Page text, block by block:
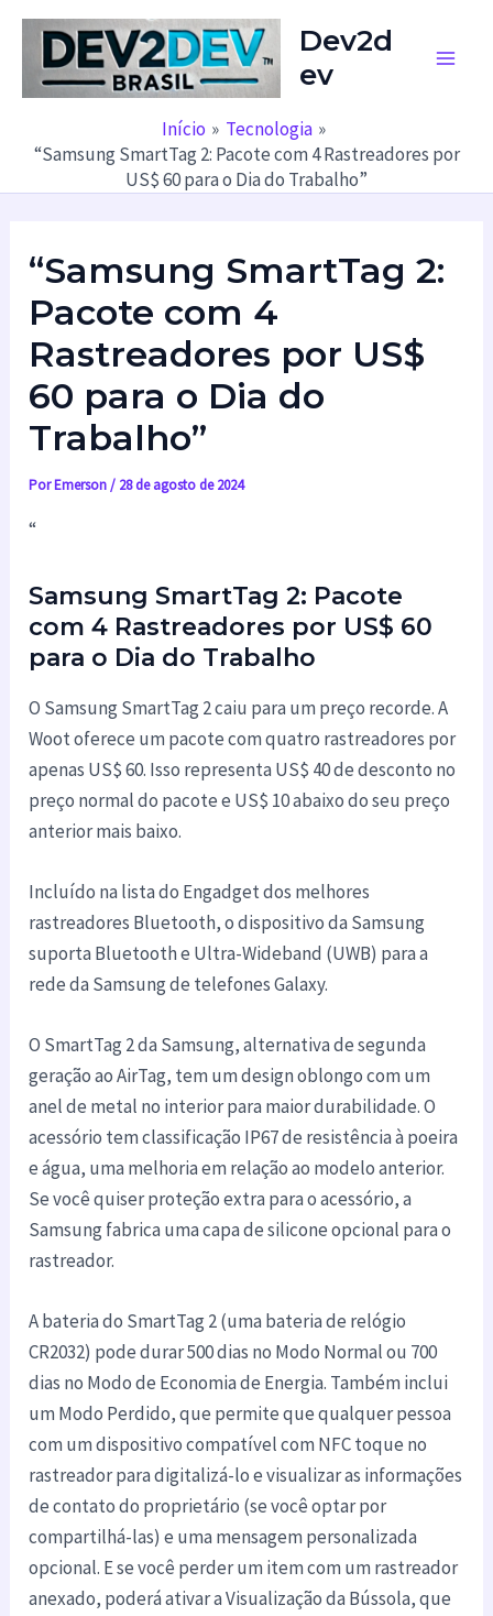
Dev2d
ev
Início
Tecnologia
“Samsung SmartTag 2: Pacote com 4 Rastreadores por
US$ 60 para o Dia do Trabalho”
“Samsung SmartTag 2:
Pacote com 4
Rastreadores por US$
60 para o Dia do
Trabalho”
PorEmerson/ 28 de agosto de 2024
“
Samsung SmartTag 2: Pacote
com 4 Rastreadores por US$ 60
para o Dia do Trabalho
O Samsung SmartTag 2 caiu para um preço recorde. A
Woot oferece um pacote com quatro rastreadores por
apenas US$ 60. Isso representa US$ 40 de desconto no
preço normal do pacote e US$ 10 abaixo do seu preço
anterior mais baixo.
Incluído na lista do Engadget dos melhores
rastreadores Bluetooth, o dispositivo da Samsung
suporta Bluetooth e Ultra-Wideband (UWB) para a
rede da Samsung de telefones Galaxy.
O SmartTag 2 da Samsung, alternativa de segunda
geração ao AirTag, tem um design oblongo com um
anel de metal no interior para maior durabilidade. O
acessório tem classificação IP67 de resistência à poeira
e água, uma melhoria em relação ao modelo anterior.
Se você quiser proteção extra para o acessório, a
Samsung fabrica uma capa de silicone opcional para o
rastreador.
A bateria do SmartTag 2 (uma bateria de relógio
CR2032) pode durar 500 dias no Modo Normal ou 700
dias no Modo de Economia de Energia. Também inclui
um Modo Perdido, que permite que qualquer pessoa
com um dispositivo compatível com NFC toque no
rastreador para digitalizá-lo e visualizar as informações
de contato do proprietário (se você optar por
compartilhá-las) e uma mensagem personalizada
opcional. E se você perder um item com um rastreador
anexado, poderá ativar a Visualização da Bússola, que